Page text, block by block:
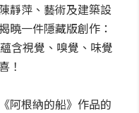
靜萍、藝術及建築設
曉一件隱藏版創作：
含視覺、嗅覺、味覺
！
阿根納的船》作品的